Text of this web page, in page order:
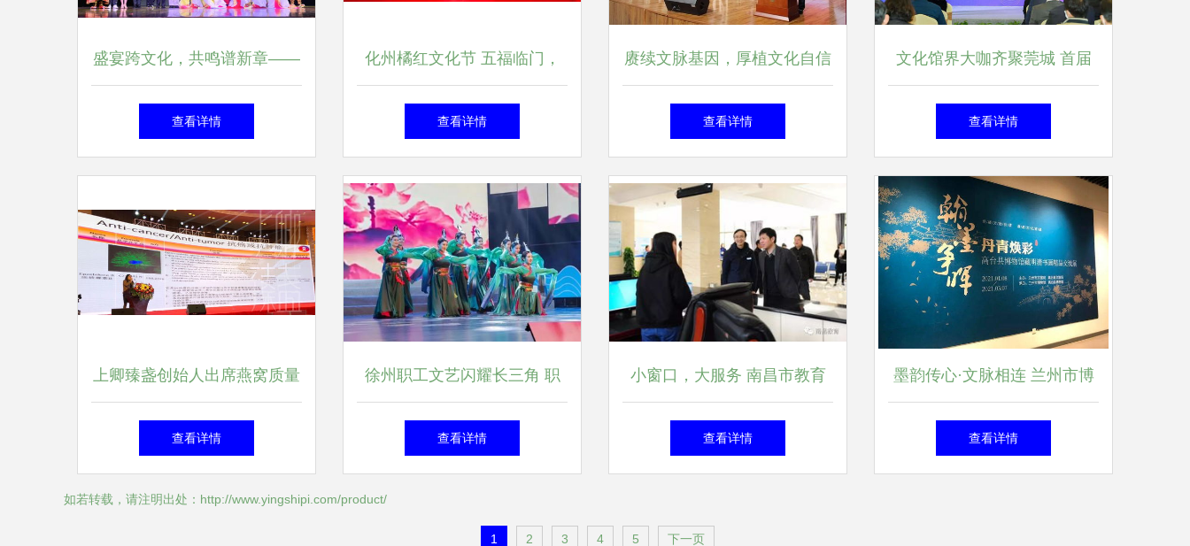
盛宴跨文化，共鸣谱新章——
哥斯达黎加“欢乐春节”暨“中国
隆重绽放
查看详情
化州橘红文化节 五福临门，
匠艺传承，橘红工艺品拍出
查看详情
赓续文脉基因，厚植文化自信
——浐灞第二中学文化艺术交
查看详情
文化馆界大咖齐聚莞城 首届
云上采购大会开幕，教育与文
查看详情
上卿臻盏创始人出席燕窝质量
认证全球学术交流盛会，巩固
查看详情
徐州职工文艺闪耀长三角 职
工代表队在优秀文艺作品展演
查看详情
小窗口，大服务 南昌市教育
服务中心试运行，组织文化艺
查看详情
墨韵传心·文脉相连 兰州市博
物馆与高台县博物馆携手举办
查看详情
如若转载，请注明出处：http://www.yingshipi.com/product/
1 2 3 4 5 下一页